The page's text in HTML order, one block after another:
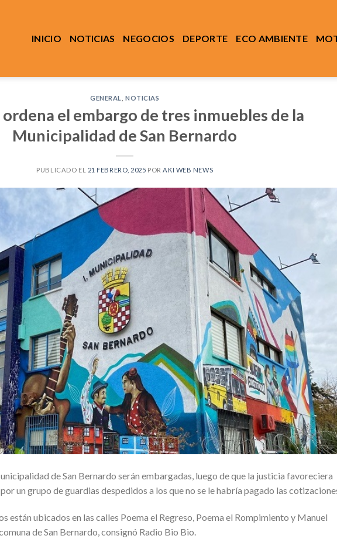
INICIO NOTICIAS NEGOCIOS DEPORTE ECO AMBIENTE
GENERAL ,NOTICIAS
el embargo de tres inmuebles de la
Municipalidad de San Bernardo
PUBLICADO EL 21 FEBRERO, 2025 POR AKI WEB NEWS
de San Bernardo serán embargadas, luego de que la justicia favoreciera
un grupo de guardias despedidos a los que no se le habría pagado las
están ubicados en las calles Poema el Regreso, Poema el Rompimiento y Manuel
de San Bernardo, consignó Radio Bio Bio.